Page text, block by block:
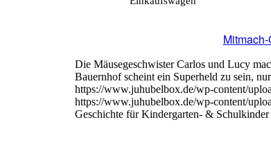
Die Mäusegeschwister Carlos und Lucy
Bauernhof scheint ein Superheld zu sein,
https://www.juhubelbox.de/wp-content/
https://www.juhubelbox.de/wp-content/
Geschichte für Kindergarten- & Schulkinder